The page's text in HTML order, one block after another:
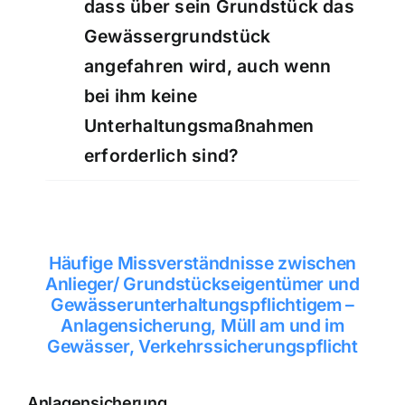
dass über sein Grundstück das
Gewässergrundstück
angefahren wird, auch wenn
bei ihm keine
Unterhaltungsmaßnahmen
erforderlich sind?
Häufige Missverständnisse zwischen
Anlieger/ Grundstückseigentümer und
Gewässerunterhaltungspflichtigem –
Anlagensicherung, Müll am und im
Gewässer, Verkehrssicherungspflicht